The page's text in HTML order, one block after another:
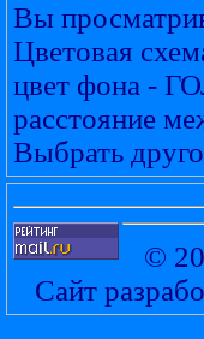
Вы
Цветовая
цвет фона -
расстояние
Выбрать
©
Сайт